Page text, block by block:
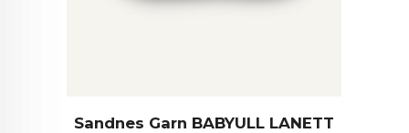
Sandnes Garn BABYULL LANETT